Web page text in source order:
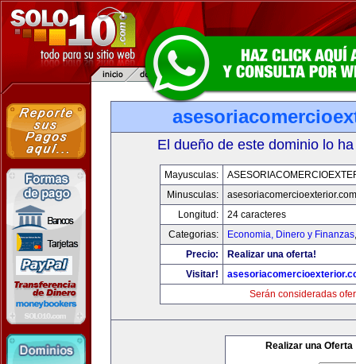
El dueño de este dominio lo
Mayusculas:
Minusculas:
asesoriacomercioexterior.com
Longitud:
24 caracteres
Categorias:
Economia, Dinero y Finanzas
Precio:
Realizar una oferta!
Visitar!
Serán consideradas
Realizar una Oferta